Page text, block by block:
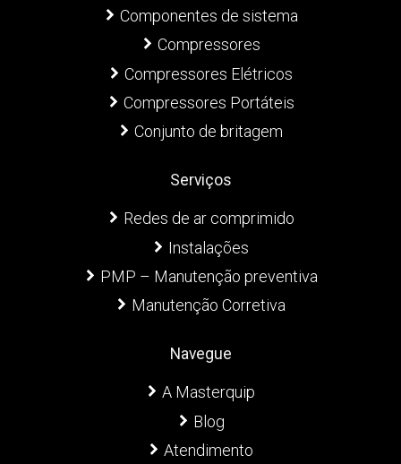
Componentes de sistema
Compressores
Compressores Elétricos
Compressores Portáteis
Conjunto de britagem
Serviços
Redes de ar comprimido
Instalações
PMP – Manutenção preventiva
Manutenção Corretiva
Navegue
A Masterquip
Blog
Atendimento